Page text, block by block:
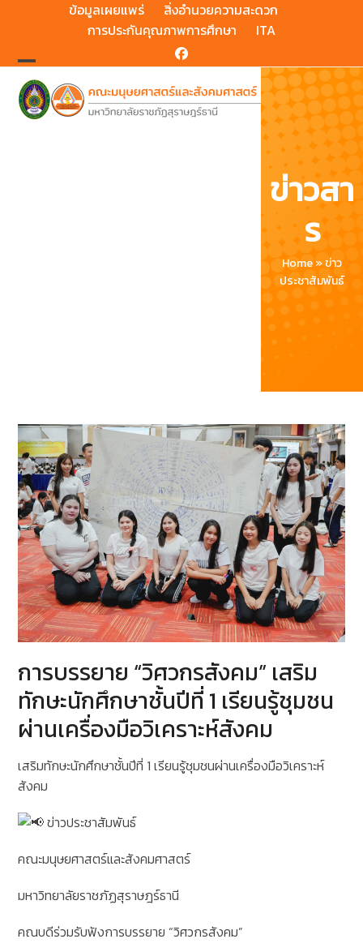
ข้อมูลเผยแพร่
สิ่งอำนวยความสะดวก
การประกันคุณภาพการศึกษา
ITA
Facebook
Open
mobile
Close
mobile
ข่าวสา
ร
Home»ข่าว
ประชาสัมพันธ์
การบรรยาย “วิศวกรสังคม” เสริม
ทักษะนักศึกษาชั้นปีที่ 1 เรียนรู้ชุมชน
ผ่านเครื่องมือวิเคราะห์สังคม
เสริมทักษะนักศึกษาชั้นปีที่ 1 เรียนรู้ชุมชนผ่านเครื่องมือวิเคราะห์
สังคม
ข่าวประชาสัมพันธ์
คณะมนุษยศาสตร์และสังคมศาสตร์
มหาวิทยาลัยราชภัฏสุราษฎร์ธานี
คณบดีร่วมรับฟังการบรรยาย “วิศวกรสังคม”